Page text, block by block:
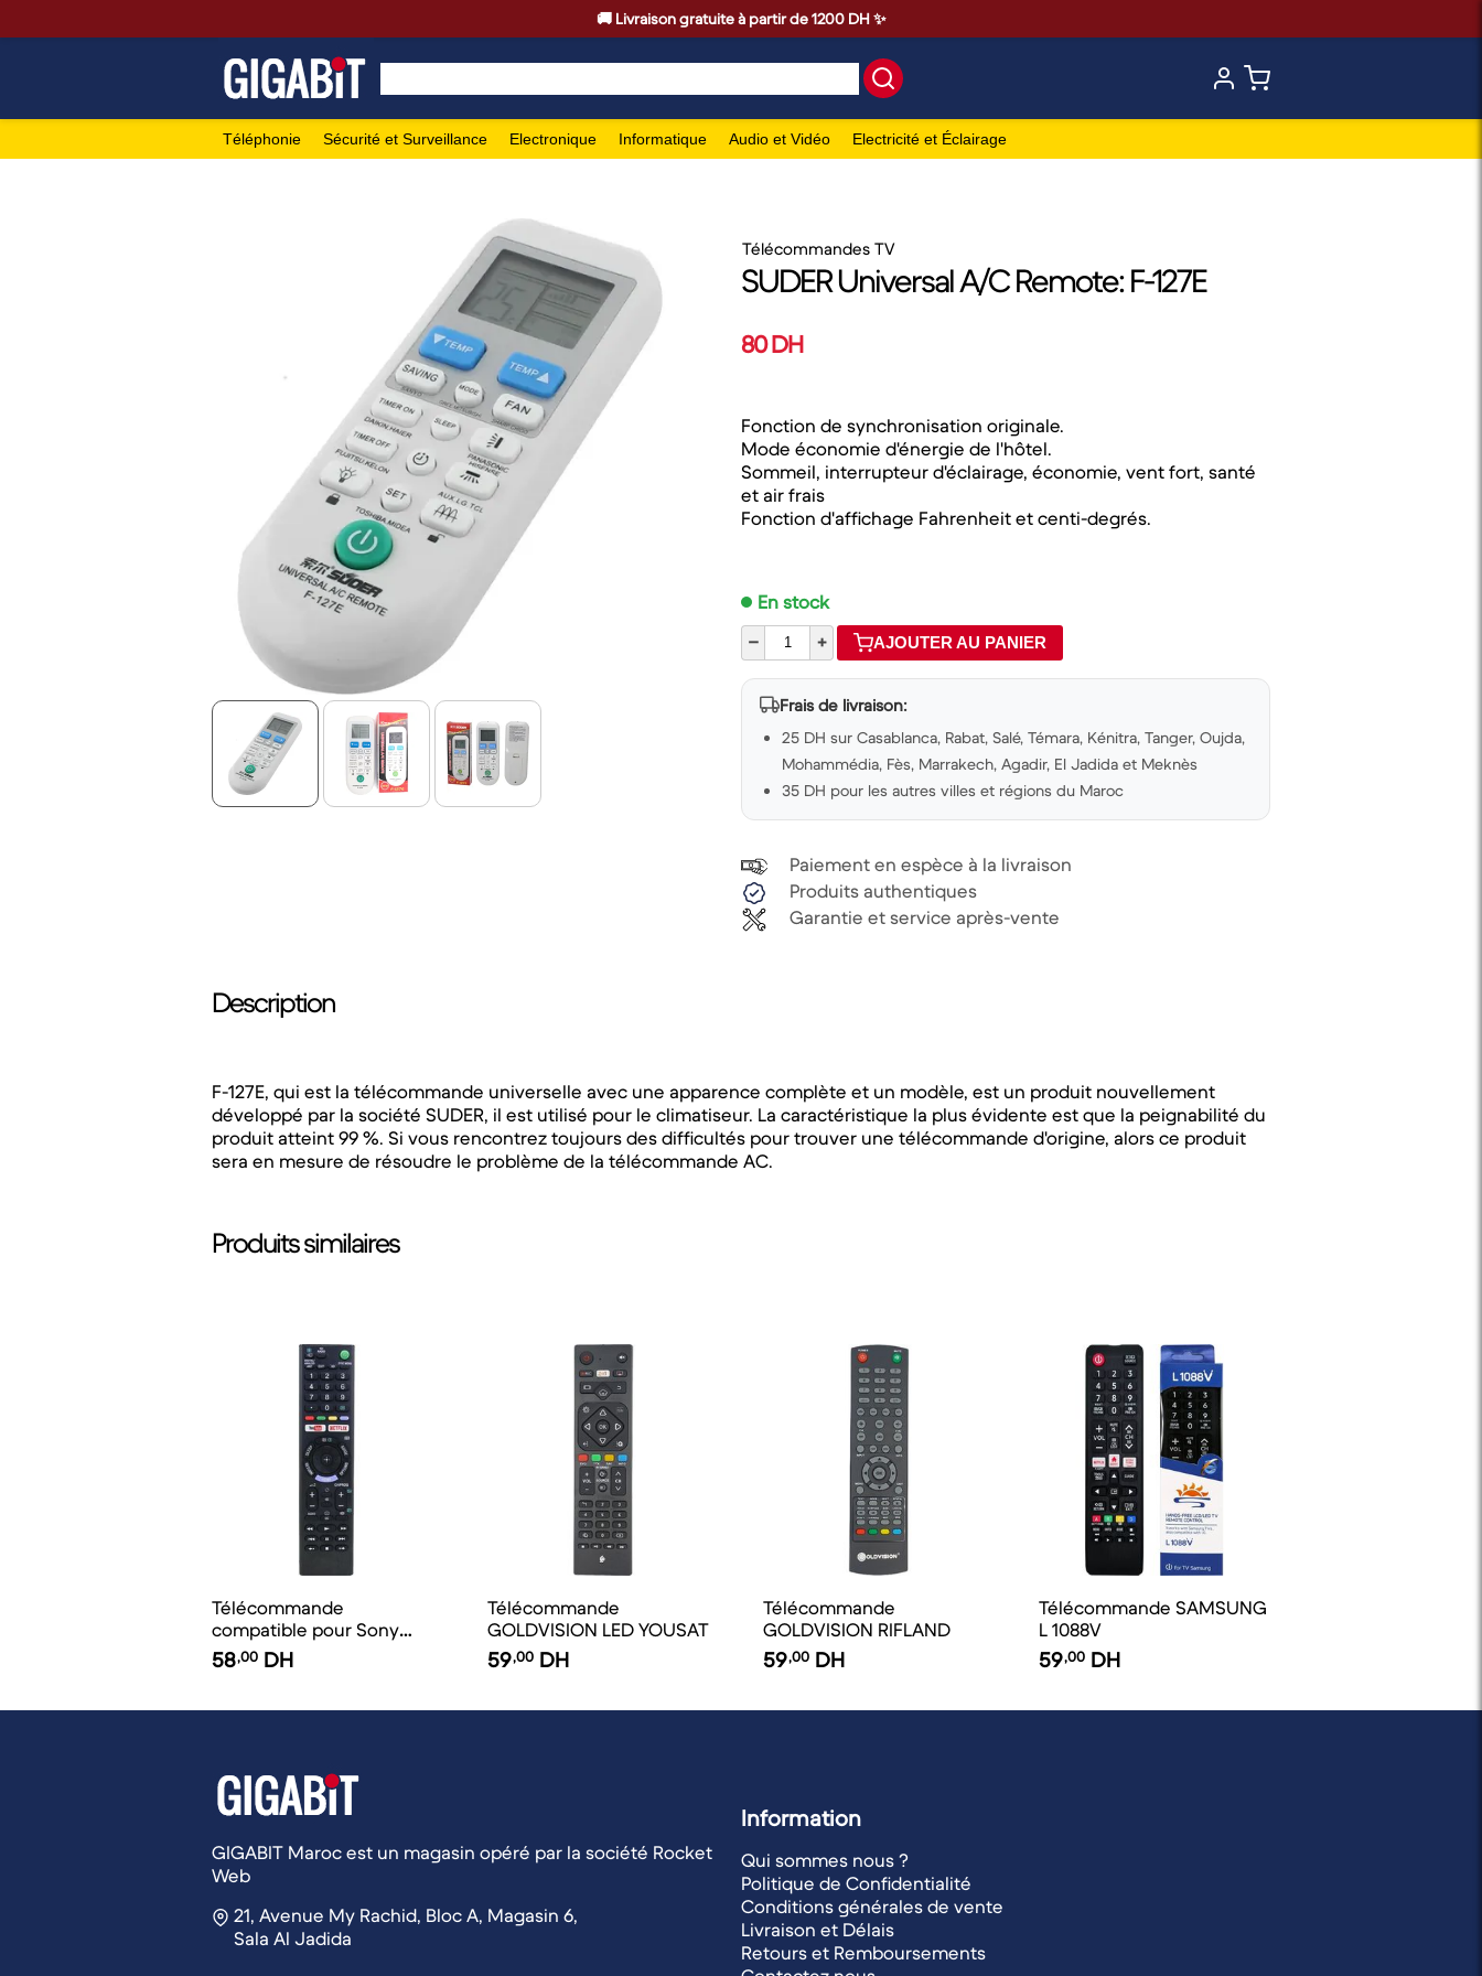
🚚 Livraison gratuite à partir de 1200 DH ✨
Téléphonie Sécurité et Surveillance Electronique Informatique Audio et Vidéo Electricité et Éclairage
Télécommandes TV
SUDER Universal A/C Remote: F-127E
80 DH
Fonction de synchronisation originale.
Mode économie d'énergie de l'hôtel.
Sommeil, interrupteur d'éclairage, économie, vent fort, santé
et air frais
Fonction d'affichage Fahrenheit et centi-degrés.
En stock
–
+ AJOUTER AU PANIER
Frais de livraison:
25 DH sur Casablanca, Rabat, Salé, Témara, Kénitra, Tanger, Oujda,
Mohammédia, Fès, Marrakech, Agadir, El Jadida et Meknès
35 DH pour les autres villes et régions du Maroc
Paiement en espèce à la livraison
Produits authentiques
Garantie et service après-vente
Description
F-127E, qui est la télécommande universelle avec une apparence complète et un modèle, est un produit nouvellement
développé par la société SUDER, il est utilisé pour le climatiseur. La caractéristique la plus évidente est que la peignabilité du
produit atteint 99 %. Si vous rencontrez toujours des difficultés pour trouver une télécommande d'origine, alors ce produit
sera en mesure de résoudre le problème de la télécommande AC.
Produits similaires
Télécommande
compatible pour Sony
LCD/LED TV
58,00 DH
Télécommande
GOLDVISION LED YOUSAT
59,00 DH
Télécommande
GOLDVISION RIFLAND
59,00 DH
Télécommande SAMSUNG
L 1088V
59,00 DH
GIGABIT Maroc est un magasin opéré par la société Rocket
Web
21, Avenue My Rachid, Bloc A, Magasin 6,
Sala Al Jadida
Information
Qui sommes nous ?
Politique de Confidentialité
Conditions générales de vente
Livraison et Délais
Retours et Remboursements